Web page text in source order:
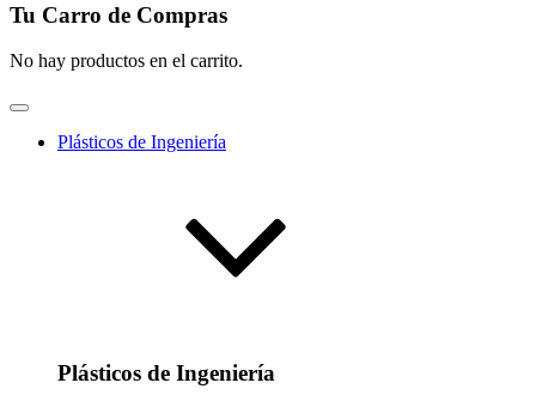
Tu Carro de Compras
No hay productos en el carrito.
Plásticos de Ingeniería
Plásticos de Ingeniería